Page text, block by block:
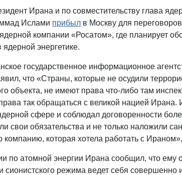
Ирана и по совместительству глава
Ислами прибыл в Москву для
компании «Росатом», где планирует
энергетике.
государственное информационное
что «Страны, которые не осудили
объекта, не имеют права что-либо там
так обращаться с великой нацией Ирана.
сфере и соблюдал договоренности
свои обязательства и не только наложили
компанию, которая хотела работать с
по атомной энергии Ирана сообщил, что
режима ведет себя совершенно